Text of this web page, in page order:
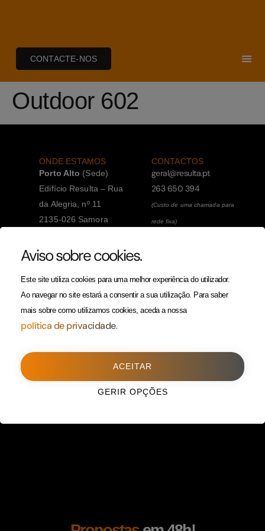
CONTACTE-NOS
Outdoor 602
ONDE ESTAMOS
Porto Alto (Sede)
Edifício Resulta – Rua
da Alegria, nº 11
2135-026 Samora
263 650 394
rede fixa)
Porto(Filial)
1588, 2º, sala 304
225 432 051
CONTACTOS
geral@resulta.pt
263 650 394
(Custo de uma chamada para
rede fixa)
Política da Privacidade
Aviso sobre cookies.
Este site utiliza cookies para uma melhor experiência do utilizador.
Ao navegar no site estará a consentir a sua utilização. Para saber
mais sobre como utilizamos cookies, aceda a nossa
política de privacidade.
ACEITAR
GERIR OPÇÕES